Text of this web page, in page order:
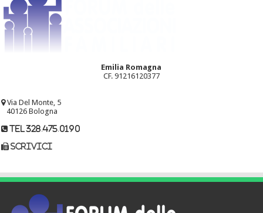
Emilia Romagna
CF. 91216120377
Via Del Monte, 5
40126 Bologna
tel 328.475.0190
scrivici